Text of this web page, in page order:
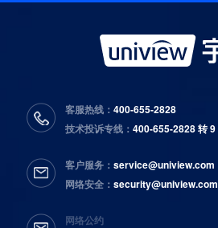
客服热线：400-655-2828
技术投诉专线：400-655-2828 转 9
客户服务：service@uniview.com
网络安全：security@uniview.com
网络公约